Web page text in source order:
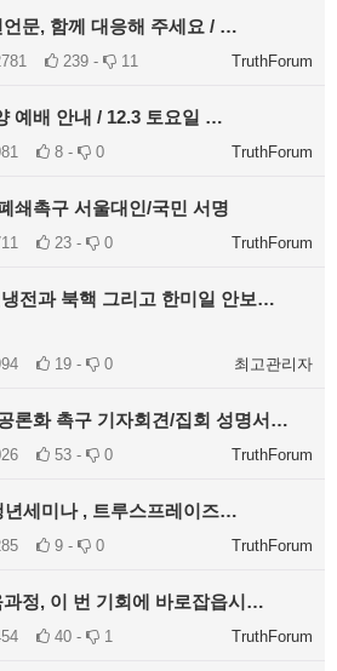
문, 함께 대응해 주세요 / …
TruthForum
239 - 11
예배 안내 / 12.3 토요일 …
TruthForum
8 - 0
쇄촉구 서울대인/국민 서명
TruthForum
23 - 0
전과 북핵 그리고 한미일 안보…
최고관리자
19 - 0
론화 촉구 기자회견/집회 성명서…
TruthForum
53 - 0
년세미나 , 트루스프레이즈…
TruthForum
9 - 0
정, 이 번 기회에 바로잡읍시…
TruthForum
40 - 1